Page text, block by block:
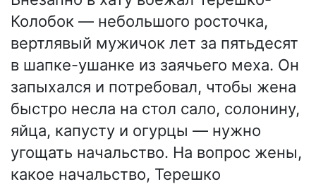
Колобок — небольшого росточка,
вертлявый мужичок лет за пятьдесят
в шапке-ушанке из заячьего меха. Он
запыхался и потребовал, чтобы жена
быстро несла на стол сало, солонину,
яйца, капусту и огурцы — нужно
угощать начальство. На вопрос жены,
какое начальство, Терешко